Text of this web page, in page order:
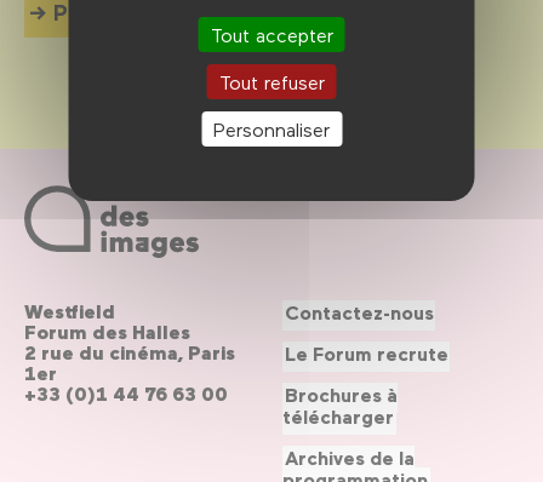
Tout accepter
Tout refuser
Personnaliser
Plus d'info
Westfield
Forum des Halles
2 rue du cinéma, Paris
1er
+33 (0)1 44 76 63 00
Contactez-nous
Le Forum recrute
Brochures à
télécharger
Archives de la